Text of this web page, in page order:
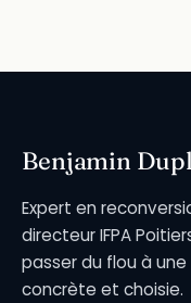
Benjamin
Expert en
directeur IFPA
passer du flou à
concrète et choisie.